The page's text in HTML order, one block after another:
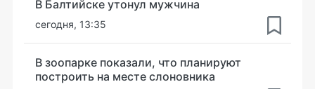
В Балтийске утонул мужчина
сегодня, 13:35
В зоопарке показали, что планируют
построить на месте слоновника